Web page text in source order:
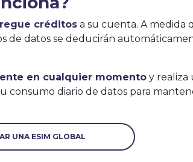
créditos a su cuenta. A medida
de datos se deducirán
en cualquier momento y realiza
consumo diario de datos para
UNA ESIM GLOBAL